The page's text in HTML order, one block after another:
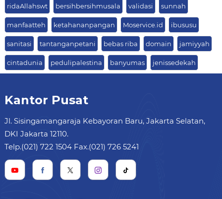
ridaAllahswt bersihbersihmusala validasi sunnah
manfaatteh ketahananpangan Moservice.id ibususu
sanitasi tantanganpetani bebas riba domain jamiyyah
cintadunia pedulipalestina banyumas jenissedekah
Kantor Pusat
Jl. Sisingamangaraja Kebayoran Baru, Jakarta Selatan,
DKI Jakarta 12110.
Telp.(021) 722 1504 Fax.(021) 726 5241